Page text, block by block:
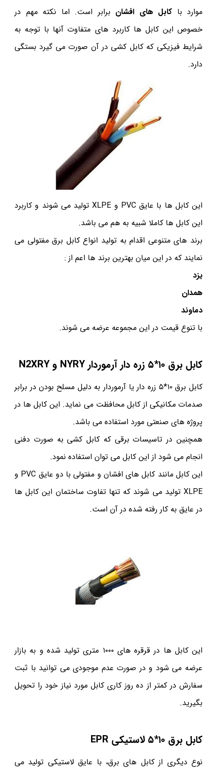
موارد با کابل های افشان برابر است. اما نکته مهم در
خصوص این کابل ها کاربرد های متفاوت آنها با توجه به
شرایط فیزیکی که کابل کشی در آن صورت می گیرد بستگی
دارد.
این کابل ها با عایق PVC و XLPE تولید می شوند و کاربرد
این کابل ها کاملا شبیه به هم می باشد.
برند های متنوعی اقدام به تولید انواع کابل برق مفتولی می
نمایند که در این میان بهترین برند ها اعم از :
یزد
همدان
دماوند
با تنوع قیمت در این مجموعه عرضه می شوند.
کابل برق ۱۰*۵ زره دار آرموردار NYRY وN2XRY
کابل برق ۱۰*۵ زره دار یا آرموردار به دلیل مسلح بودن در برابر
صدمات مکانیکی از کابل محافظت می نماید. این کابل ها در
پروژه های صنعتی مورد استفاده می باشد.
همچنین در تاسیسات برقی که کابل کشی به صورت دفنی
انجام می شود از این کابل می توان استفاده نمود.
این کابل مانند کابل های افشان و مفتولی با دو عایق PVC و
XLPE تولید می شوند که تنها تفاوت ساختمان این کابل ها
در عایق به کار رفته شده در آن است.
این کابل ها در قرقره های ۱۰۰۰ متری تولید شده و به بازار
عرضه می شود و در صورت عدم موجودی می توانید با ثبت
سفارش در کمتر از ده روز کاری کابل مورد نیاز خود را تحویل
بگیرید.
کابل برق ۱۰*۵ لاستیکی EPR
نوع دیگری از کابل های برق، با عایق لاستیکی تولید می